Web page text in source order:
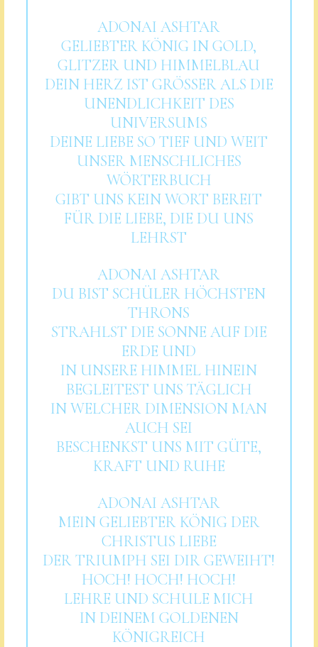
ADONAI ASHTAR
GELIEBTER KÖNIG IN GOLD,
GLITZER UND HIMMELBLAU
DEIN HERZ IST GRÖSSER ALS DIE
UNENDLICHKEIT DES
UNIVERSUMS
DEINE LIEBE SO TIEF UND WEIT
UNSER MENSCHLICHES
WÖRTERBUCH
GIBT UNS KEIN WORT BEREIT
FÜR DIE LIEBE, DIE DU UNS
LEHRST
ADONAI ASHTAR
DU BIST SCHÜLER HÖCHSTEN
THRONS
STRAHLST DIE SONNE AUF DIE
ERDE UND
IN UNSERE HIMMEL HINEIN
BEGLEITEST UNS TÄGLICH
IN WELCHER DIMENSION MAN
AUCH SEI
BESCHENKST UNS MIT GÜTE,
KRAFT UND RUHE
ADONAI ASHTAR
MEIN GELIEBTER KÖNIG DER
CHRISTUS LIEBE
DER TRIUMPH SEI DIR GEWEIHT!
HOCH! HOCH! HOCH!
LEHRE UND SCHULE MICH
IN DEINEM GOLDENEN
KÖNIGREICH